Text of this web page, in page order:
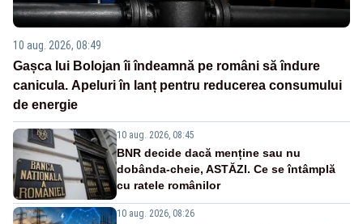
10 aug. 2026, 08:49
Gașca lui Bolojan îi îndeamnă pe români să îndure
canicula. Apeluri în lanț pentru reducerea consumului
de energie
10 aug. 2026, 08:45
BNR decide dacă menține sau nu
dobânda-cheie, ASTĂZI. Ce se întâmplă
cu ratele românilor
10 aug. 2026, 08:26